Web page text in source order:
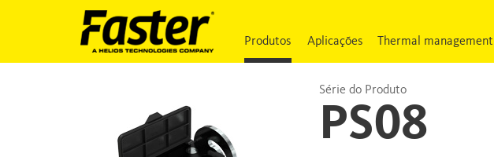
Produtos Aplicações Thermal management
Série do Produto
PS08